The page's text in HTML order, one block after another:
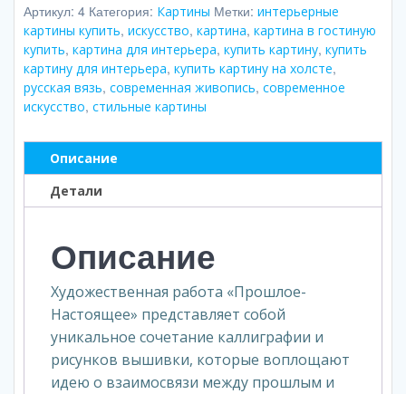
Артикул: 4 Категория: Картины Метки: интерьерные
картины купить, искусство, картина, картина в гостиную
купить, картина для интерьера, купить картину, купить
картину для интерьера, купить картину на холсте,
русская вязь, современная живопись, современное
искусство, стильные картины
Описание
Детали
Описание
Художественная работа «Прошлое-
Настоящее» представляет собой
уникальное сочетание каллиграфии и
рисунков вышивки, которые воплощают
идею о взаимосвязи между прошлым и